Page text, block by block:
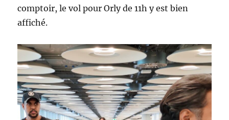
comptoir, le vol pour Orly de 11h y est bien
affiché.